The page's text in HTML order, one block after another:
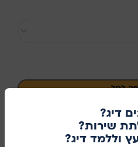
דיג?
שירות?
וללמד דיג?
לסל